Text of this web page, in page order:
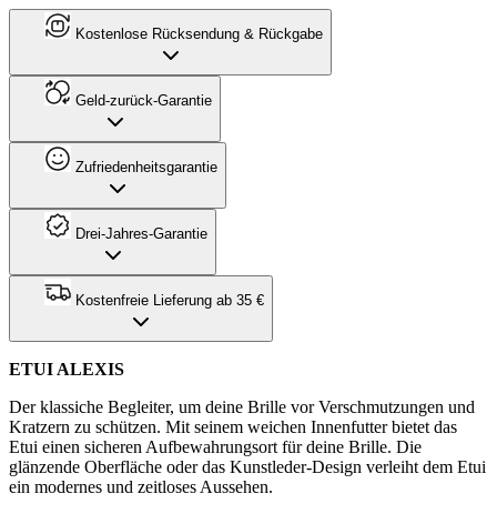
Kostenlose Rücksendung & Rückgabe
Geld-zurück-Garantie
Zufriedenheitsgarantie
Drei-Jahres-Garantie
Kostenfreie Lieferung ab 35 €
ETUI ALEXIS
Der klassiche Begleiter, um deine Brille vor Verschmutzungen und
Kratzern zu schützen. Mit seinem weichen Innenfutter bietet das
Etui einen sicheren Aufbewahrungsort für deine Brille. Die
glänzende Oberfläche oder das Kunstleder-Design verleiht dem Etui
ein modernes und zeitloses Aussehen.